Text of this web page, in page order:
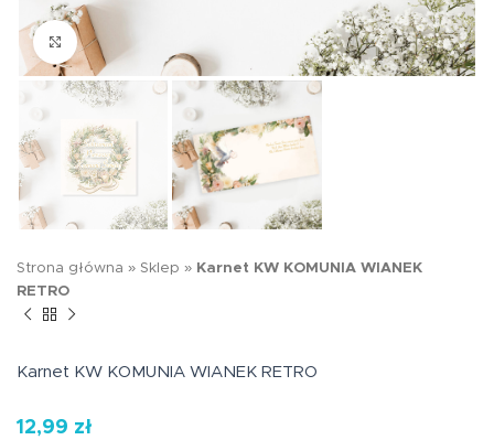
Kliknij aby powiększyć
Strona główna » Sklep » Karnet KW KOMUNIA WIANEK
RETRO
Karnet KW KOMUNIA WIANEK RETRO
12,99 zł